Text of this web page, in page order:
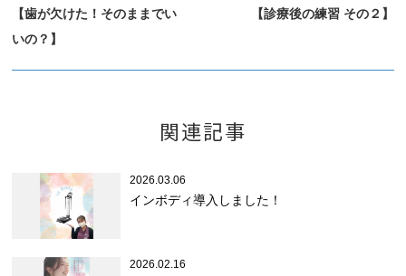
【歯が欠けた！そのままでい
いの？】
【診療後の練習 その２】
関連記事
2026.03.06
インボディ導入しました！
2026.02.16